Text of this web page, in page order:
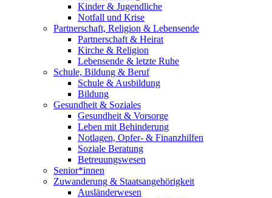
Kinder & Jugendliche
Notfall und Krise
Partnerschaft, Religion & Lebensende
Partnerschaft & Heirat
Kirche & Religion
Lebensende & letzte Ruhe
Schule, Bildung & Beruf
Schule & Ausbildung
Bildung
Gesundheit & Soziales
Gesundheit & Vorsorge
Leben mit Behinderung
Notlagen, Opfer- & Finanzhilfen
Soziale Beratung
Betreuungswesen
Senior*innen
Zuwanderung & Staatsangehörigkeit
Ausländerwesen